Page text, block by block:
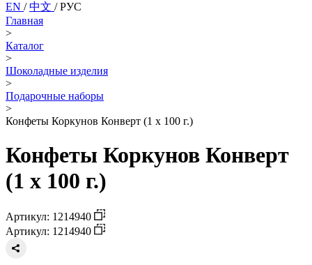
EN /中文 /РУС
Главная
>
Каталог
>
Шоколадные изделия
>
Подарочные наборы
>
Конфеты Коркунов Конверт (1 x 100 г.)
Конфеты Коркунов Конверт
(1 x 100 г.)
Артикул: 1214940
Артикул: 1214940